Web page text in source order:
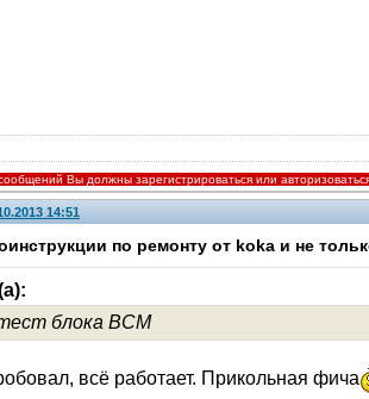
Вы должны зарегистрироваться или
14:51
по ремонту от koka и не
блока ВСМ
всё работает. Прикольная фича